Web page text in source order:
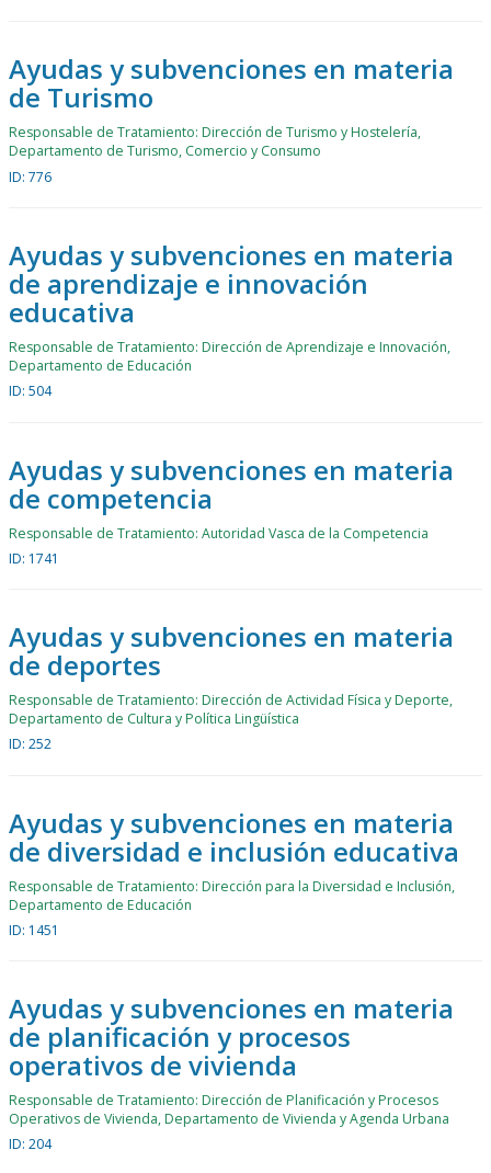
Ayudas y subvenciones en materia
de Turismo
Responsable de Tratamiento: Dirección de Turismo y Hostelería,
Departamento de Turismo, Comercio y Consumo
ID: 776
Ayudas y subvenciones en materia
de aprendizaje e innovación
educativa
Responsable de Tratamiento: Dirección de Aprendizaje e Innovación,
Departamento de Educación
ID: 504
Ayudas y subvenciones en materia
de competencia
Responsable de Tratamiento: Autoridad Vasca de la Competencia
ID: 1741
Ayudas y subvenciones en materia
de deportes
Responsable de Tratamiento: Dirección de Actividad Física y Deporte,
Departamento de Cultura y Política Lingüística
ID: 252
Ayudas y subvenciones en materia
de diversidad e inclusión educativa
Responsable de Tratamiento: Dirección para la Diversidad e Inclusión,
Departamento de Educación
ID: 1451
Ayudas y subvenciones en materia
de planificación y procesos
operativos de vivienda
Responsable de Tratamiento: Dirección de Planificación y Procesos
Operativos de Vivienda, Departamento de Vivienda y Agenda Urbana
ID: 204